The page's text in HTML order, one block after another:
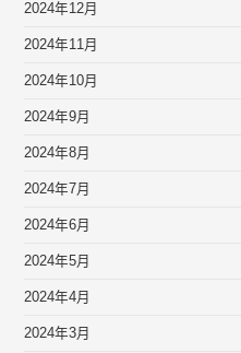
2024年12月
2024年11月
2024年10月
2024年9月
2024年8月
2024年7月
2024年6月
2024年5月
2024年4月
2024年3月